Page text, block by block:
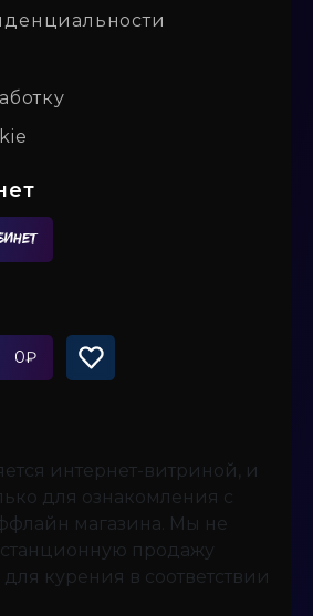
0₽
интернет-витриной, и
для ознакомления с
магазина. Мы не
продажу
курения в соответствии